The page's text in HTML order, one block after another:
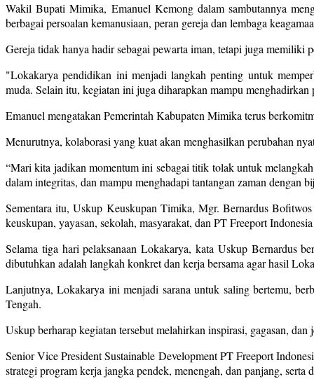
Wakil Bupati Mimika, Emanuel Kemong dalam sambutannya
berbagai persoalan kemanusiaan, peran gereja dan lembaga
Gereja tidak hanya hadir sebagai pewarta iman, tetapi juga memiliki
"Lokakarya pendidikan ini menjadi langkah penting untuk
muda. Selain itu, kegiatan ini juga diharapkan mampu
Emanuel mengatakan Pemerintah Kabupaten Mimika terus
Menurutnya, kolaborasi yang kuat akan menghasilkan perubahan
“Mari kita jadikan momentum ini sebagai titik tolak untuk
dalam integritas, dan mampu menghadapi tantangan zaman dengan
Sementara itu, Uskup Keuskupan Timika, Mgr. Bernardus
keuskupan, yayasan, sekolah, masyarakat, dan PT Freeport
Selama tiga hari pelaksanaan Lokakarya, kata Uskup Bernardus
dibutuhkan adalah langkah konkret dan kerja bersama agar hasil
Lanjutnya, Lokakarya ini menjadi sarana untuk saling bertemu,
Tengah.
Uskup berharap kegiatan tersebut melahirkan inspirasi, gagasan,
Senior Vice President Sustainable Development PT Freeport
strategi program kerja jangka pendek, menengah, dan panjang,